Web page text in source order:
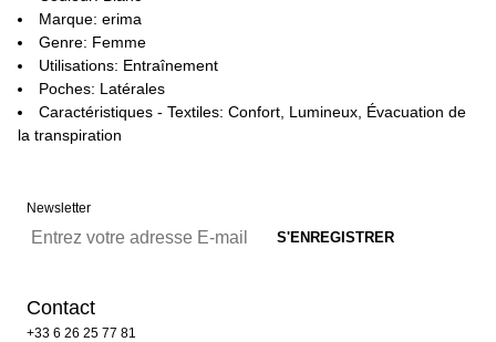
Marque: erima
Genre: Femme
Utilisations: Entraînement
Poches: Latérales
Caractéristiques - Textiles: Confort, Lumineux, Évacuation de
la transpiration
Newsletter
Contact
+33 6 26 25 77 81